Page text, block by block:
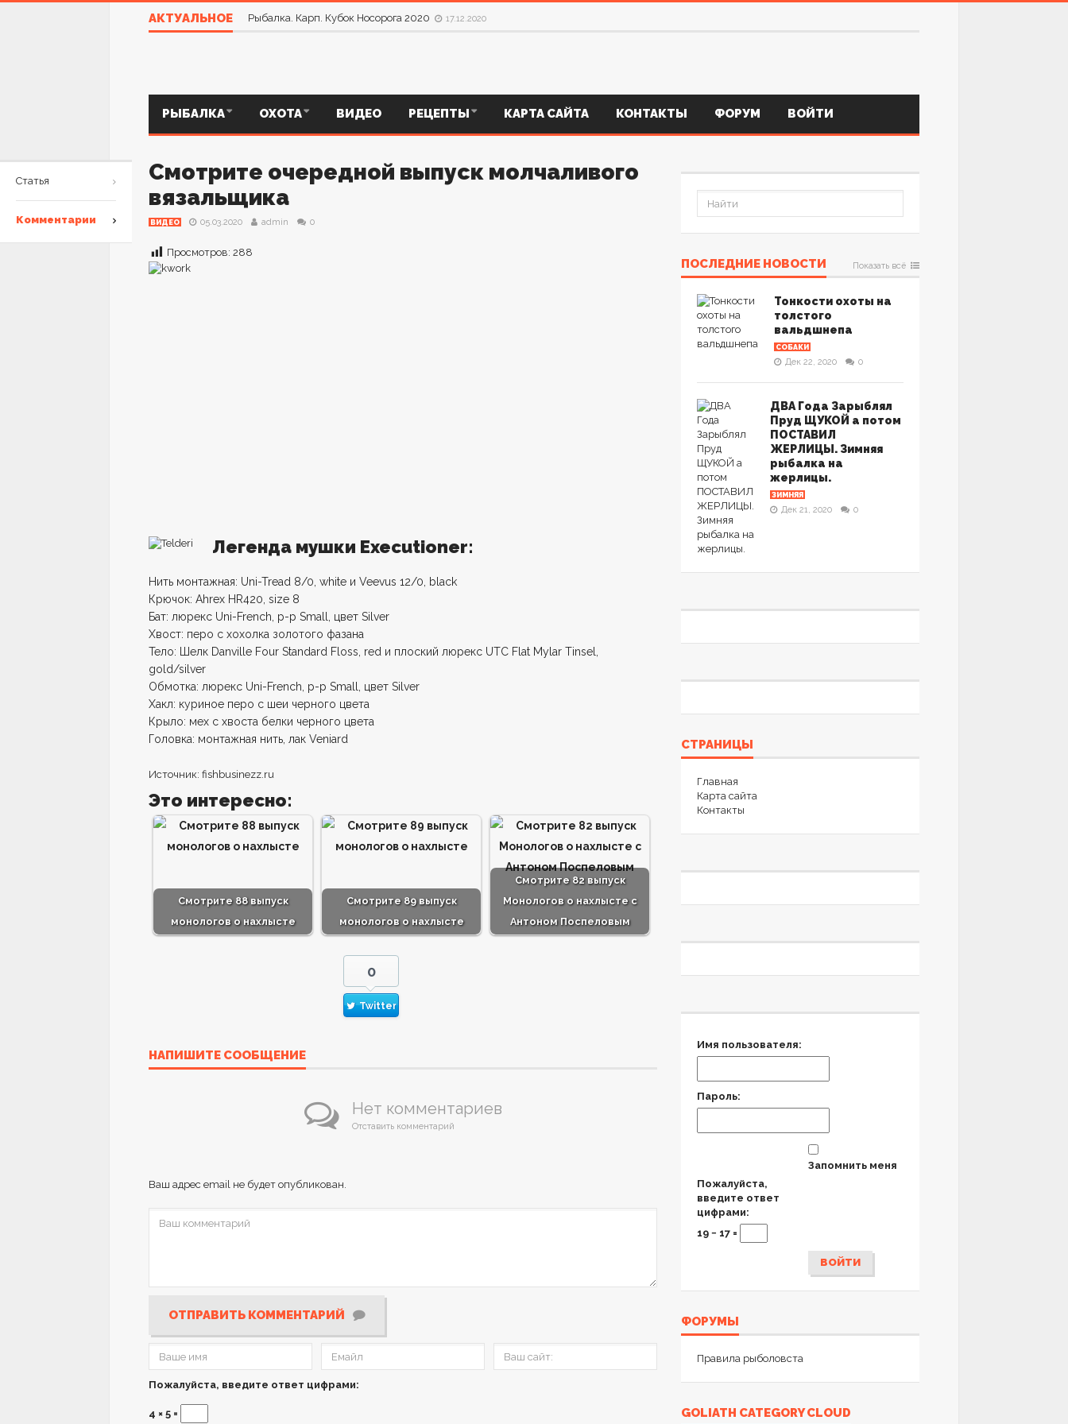
АКТУАЛЬНОЕ Рецепт САЛА в Рассоле «ДОЛЬКИ КАБАНА» и КОПЧЕНИЕ Сала
РЫБАЛКА ОХОТА ВИДЕО РЕЦЕПТЫ КАРТА САЙТА КОНТАКТЫ ФОРУМ ВОЙТИ
Смотрите очередной выпуск молчаливого
вязальщика
ВИДЕО 05.03.2020 admin 0
Просмотров: 288
Легенда мушки Executioner:
Нить монтажная: Uni-Tread 8/0, white и Veevus 12/0, black
Крючок: Ahrex HR420, size 8
Бат: люрекс Uni-French, р-р Small, цвет Silver
Хвост: перо с хохолка золотого фазана
Тело: Шелк Danville Four Standard Floss, red и плоский люрекс UTC Flat Mylar Tinsel,
gold/silver
Обмотка: люрекс Uni-French, р-р Small, цвет Silver
Хакл: куриное перо с шеи черного цвета
Крыло: мех с хвоста белки черного цвета
Головка: монтажная нить, лак Veniard
Источник: fishbusinezz.ru
Это интересно:
Смотрите 88 выпуск
монологов о нахлысте
Смотрите 89 выпуск
монологов о нахлысте
Смотрите 82 выпуск
Монологов о нахлысте с
Антоном Поспеловым
0
Twitter
НАПИШИТЕ СООБЩЕНИЕ
Нет комментариев
Отставить комментарий
Ваш адрес email не будет опубликован.
ОТПРАВИТЬ КОММЕНТАРИЙ
Пожалуйста, введите ответ цифрами:
4 × 5 =
ПОСЛЕДНИЕ НОВОСТИ Показать всё
Тонкости охоты на
толстого
вальдшнепа
СОБАКИ
Дек 22, 2020 0
ДВА Года Зарыблял
Пруд ЩУКОЙ а потом
ПОСТАВИЛ
ЖЕРЛИЦЫ. Зимняя
рыбалка на
жерлицы.
ЗИМНЯЯ
Дек 21, 2020 0
СТРАНИЦЫ
Главная
Карта сайта
Контакты
Имя пользователя:
Пароль:
Запомнить меня
Пожалуйста,
введите ответ
цифрами:
19 − 17 =
ВОЙТИ
ФОРУМЫ
Правила рыболовста
GOLIATH CATEGORY CLOUD
Статья
Комментарии